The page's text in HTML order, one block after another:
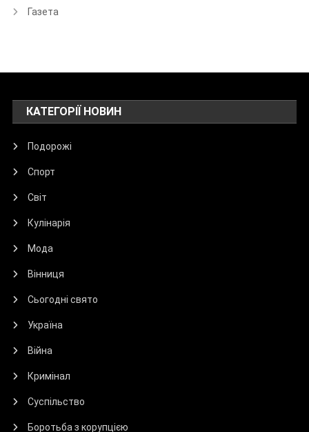
Газета
КАТЕГОРІЇ НОВИН
Подорожі
Спорт
Світ
Кулінарія
Мода
Вінниця
Сьогодні свято
Україна
Війна
Кримінал
Суспільство
Боротьба з корупцією